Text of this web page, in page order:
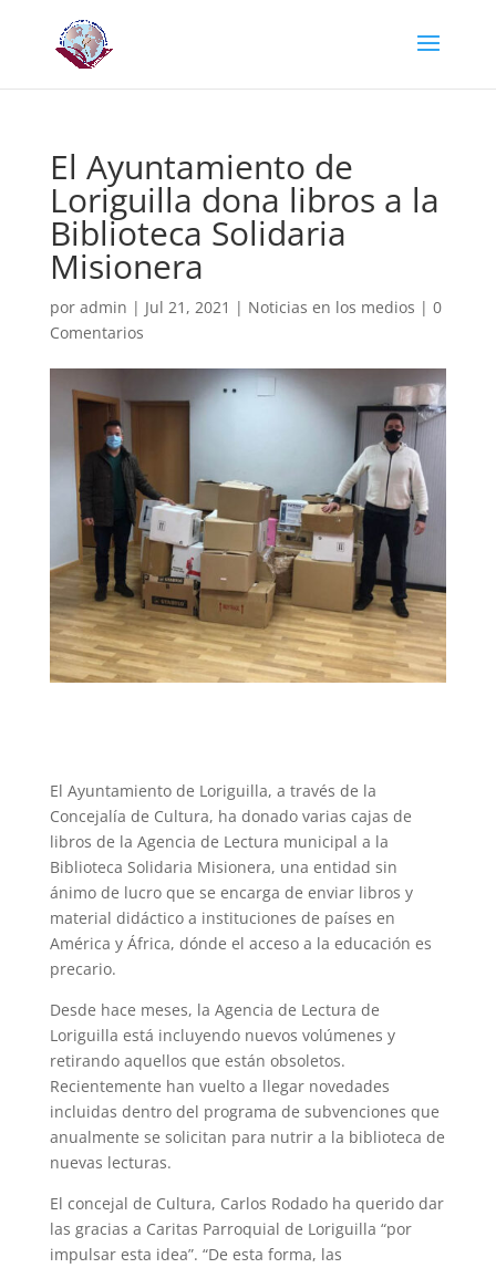
El Ayuntamiento de
Loriguilla dona libros a la
Biblioteca Solidaria
Misionera
por admin | Jul 21, 2021 | Noticias en los medios | 0
Comentarios
El Ayuntamiento de Loriguilla, a través de la
Concejalía de Cultura, ha donado varias cajas de
libros de la Agencia de Lectura municipal a la
Biblioteca Solidaria Misionera, una entidad sin
ánimo de lucro que se encarga de enviar libros y
material didáctico a instituciones de países en
América y África, dónde el acceso a la educación es
precario.
Desde hace meses, la Agencia de Lectura de
Loriguilla está incluyendo nuevos volúmenes y
retirando aquellos que están obsoletos.
Recientemente han vuelto a llegar novedades
incluidas dentro del programa de subvenciones que
anualmente se solicitan para nutrir a la biblioteca de
nuevas lecturas.
El concejal de Cultura, Carlos Rodado ha querido dar
las gracias a Caritas Parroquial de Loriguilla “por
impulsar esta idea”. “De esta forma, las